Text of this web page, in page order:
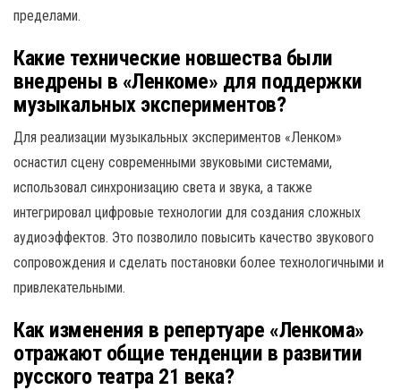
пределами.
Какие технические новшества были
внедрены в «Ленкоме» для поддержки
музыкальных экспериментов?
Для реализации музыкальных экспериментов «Ленком»
оснастил сцену современными звуковыми системами,
использовал синхронизацию света и звука, а также
интегрировал цифровые технологии для создания сложных
аудиоэффектов. Это позволило повысить качество звукового
сопровождения и сделать постановки более технологичными и
привлекательными.
Как изменения в репертуаре «Ленкома»
отражают общие тенденции в развитии
русского театра 21 века?